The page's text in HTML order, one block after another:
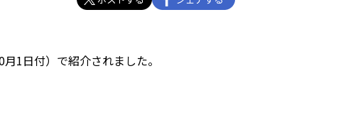
1日付）で紹介されました。